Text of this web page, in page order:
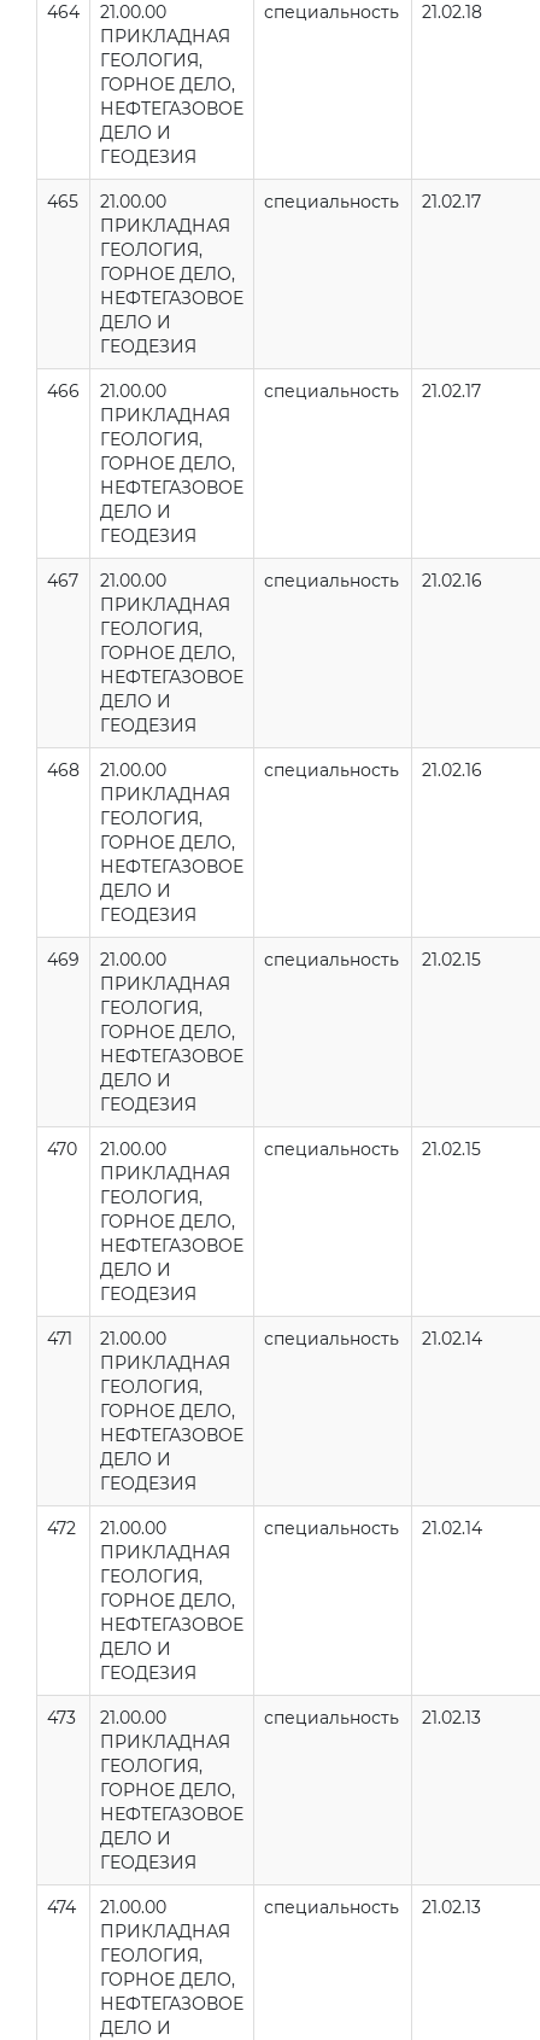
464
21.00.00
ПРИКЛАДНАЯ
ГЕОЛОГИЯ,
ГОРНОЕ ДЕЛО,
НЕФТЕГАЗОВОЕ
ДЕЛО И
ГЕОДЕЗИЯ
специальность 21.02.18
465
21.00.00
ПРИКЛАДНАЯ
ГЕОЛОГИЯ,
ГОРНОЕ ДЕЛО,
НЕФТЕГАЗОВОЕ
ДЕЛО И
ГЕОДЕЗИЯ
специальность 21.02.17
466
21.00.00
ПРИКЛАДНАЯ
ГЕОЛОГИЯ,
ГОРНОЕ ДЕЛО,
НЕФТЕГАЗОВОЕ
ДЕЛО И
ГЕОДЕЗИЯ
специальность 21.02.17
467
21.00.00
ПРИКЛАДНАЯ
ГЕОЛОГИЯ,
ГОРНОЕ ДЕЛО,
НЕФТЕГАЗОВОЕ
ДЕЛО И
ГЕОДЕЗИЯ
специальность 21.02.16
468
21.00.00
ПРИКЛАДНАЯ
ГЕОЛОГИЯ,
ГОРНОЕ ДЕЛО,
НЕФТЕГАЗОВОЕ
ДЕЛО И
ГЕОДЕЗИЯ
специальность 21.02.16
469
21.00.00
ПРИКЛАДНАЯ
ГЕОЛОГИЯ,
ГОРНОЕ ДЕЛО,
НЕФТЕГАЗОВОЕ
ДЕЛО И
ГЕОДЕЗИЯ
специальность 21.02.15
470
21.00.00
ПРИКЛАДНАЯ
ГЕОЛОГИЯ,
ГОРНОЕ ДЕЛО,
НЕФТЕГАЗОВОЕ
ДЕЛО И
ГЕОДЕЗИЯ
специальность 21.02.15
471
21.00.00
ПРИКЛАДНАЯ
ГЕОЛОГИЯ,
ГОРНОЕ ДЕЛО,
НЕФТЕГАЗОВОЕ
ДЕЛО И
ГЕОДЕЗИЯ
специальность 21.02.14
472
21.00.00
ПРИКЛАДНАЯ
ГЕОЛОГИЯ,
ГОРНОЕ ДЕЛО,
НЕФТЕГАЗОВОЕ
ДЕЛО И
ГЕОДЕЗИЯ
специальность 21.02.14
473
21.00.00
ПРИКЛАДНАЯ
ГЕОЛОГИЯ,
ГОРНОЕ ДЕЛО,
НЕФТЕГАЗОВОЕ
ДЕЛО И
ГЕОДЕЗИЯ
специальность 21.02.13
474
21.00.00
ПРИКЛАДНАЯ
ГЕОЛОГИЯ,
ГОРНОЕ ДЕЛО,
НЕФТЕГАЗОВОЕ
ДЕЛО И
специальность 21.02.13